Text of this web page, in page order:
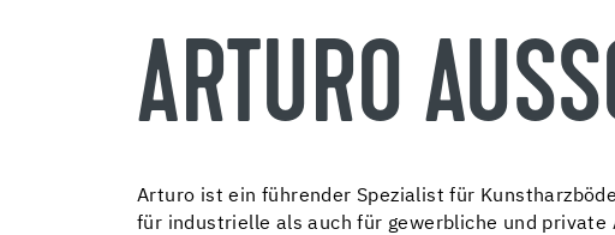
ARTURO
Arturo ist ein führender Spezialist für
für industrielle als auch für gewerbliche und private